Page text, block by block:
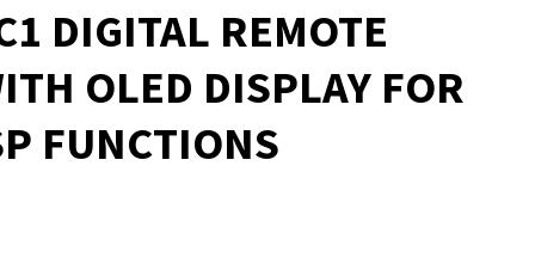
DIGITAL REMOTE
OLED DISPLAY FOR
FUNCTIONS